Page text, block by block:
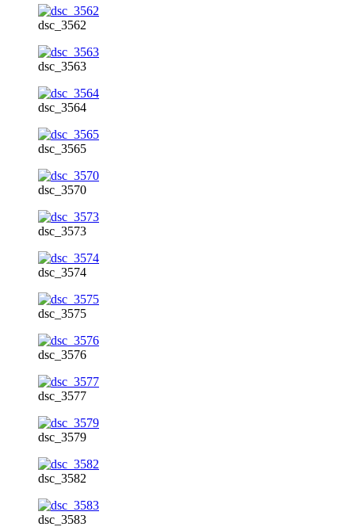
dsc_3562
dsc_3563
dsc_3564
dsc_3565
dsc_3570
dsc_3573
dsc_3574
dsc_3575
dsc_3576
dsc_3577
dsc_3579
dsc_3582
dsc_3583